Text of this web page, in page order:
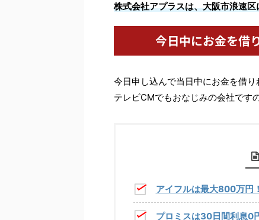
株式会社アプラスは、大阪市浪速
今日中にお金を借
今日申し込んで当日中にお金を借
テレビCMでもおなじみの会社です
アイフルは最大800万円
プロミスは30日間利息0